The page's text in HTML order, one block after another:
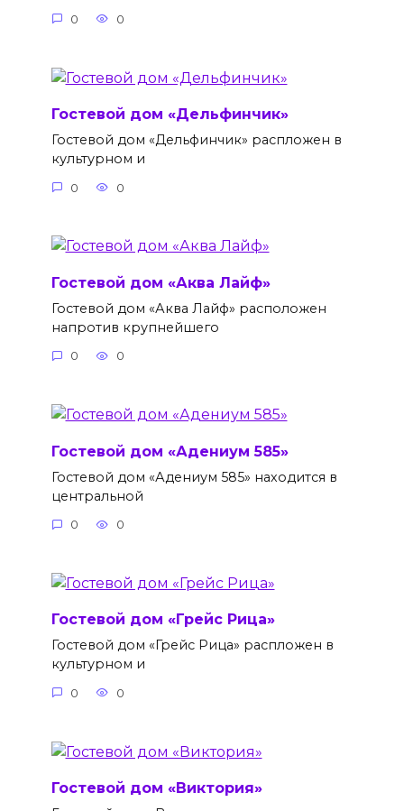
0 0
Гостевой дом «Дельфинчик»
Гостевой дом «Дельфинчик» распложен в
культурном и
0 0
Гостевой дом «Аква Лайф»
Гостевой дом «Аква Лайф» расположен
напротив крупнейшего
0 0
Гостевой дом «Адениум 585»
Гостевой дом «Адениум 585» находится в
центральной
0 0
Гостевой дом «Грейс Рица»
Гостевой дом «Грейс Рица» распложен в
культурном и
0 0
Гостевой дом «Виктория»